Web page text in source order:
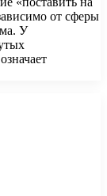
от сферы
У